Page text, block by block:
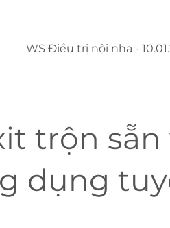
WS Điều trị nội nha -
trộn sẵn
dụng